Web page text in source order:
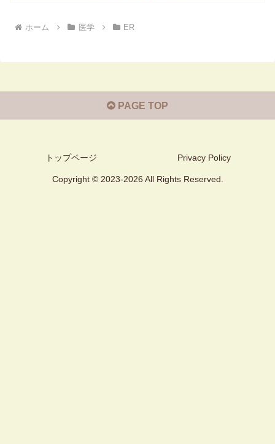
ホーム 医学 ER
PAGE TOP
トップページ Privacy Policy
Copyright © 2023-2026 All Rights Reserved.